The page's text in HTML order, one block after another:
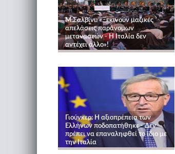
Μ.Σαλβίνι: «Ξεκινούν μαζικές
απελάσεις παράνομων
μεταναστών - Η Ιταλία δεν
αντέχει άλλο»!
Γιούνκερ: Η αξιοπρέπεια των
Ελλήνων ποδοπατήθηκε - Δεν
πρέπει να επαναληφθεί το ίδιο με
την Ιταλία